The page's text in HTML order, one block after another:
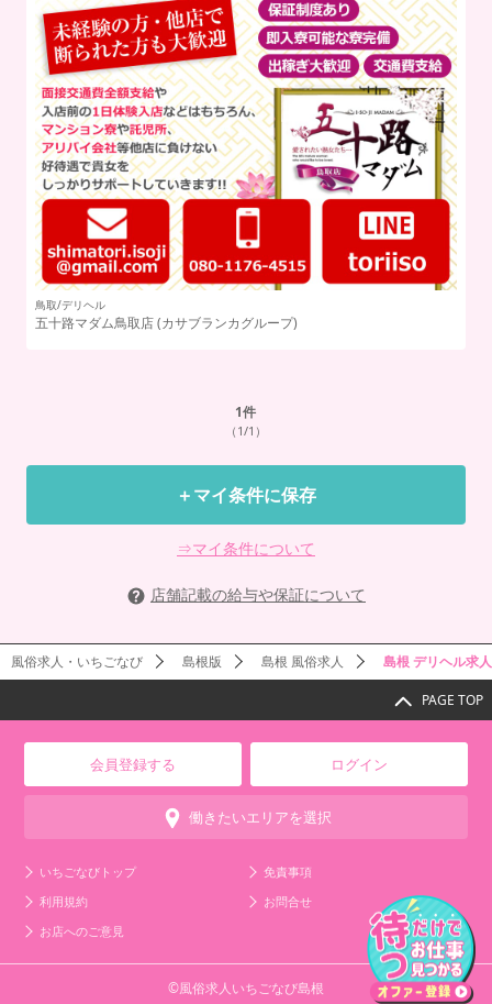
鳥取/デリヘル
五十路マダム鳥取店(カサブランカグループ)
1件
（1/1）
＋マイ条件に保存
⇒マイ条件について
店舗記載の給与や保証について
風俗求人・いちごなび 島根版 島根 風俗求人 島根 デリヘル求人
PAGE TOP
会員登録する ログイン
働きたいエリアを選択
いちごなびトップ
免責事項
利用規約
お問合せ
お店へのご意見
©風俗求人いちごなび島根